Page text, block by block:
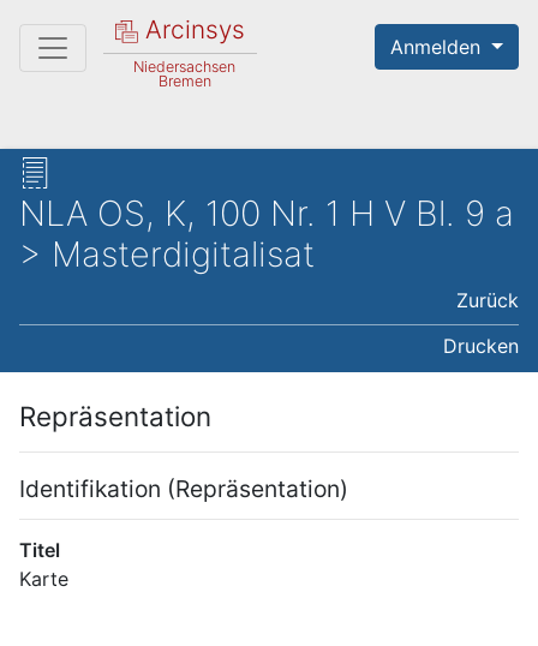
Arcinsys
Niedersachsen
Bremen
Anmelden
NLA OS, K, 100 Nr. 1 H V Bl. 9 a
> Masterdigitalisat
Zurück
Drucken
Repräsentation
Identifikation (Repräsentation)
Titel
Karte